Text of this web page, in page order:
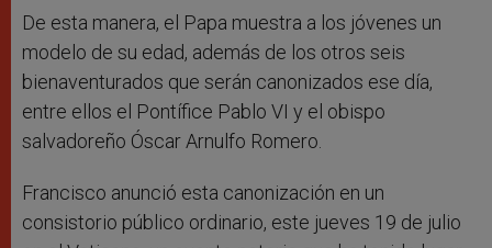
De esta manera, el Papa muestra a los jóvenes un
modelo de su edad, además de los otros seis
bienaventurados que serán canonizados ese día,
entre ellos el Pontífice Pablo VI y el obispo
salvadoreño Óscar Arnulfo Romero.
Francisco anunció esta canonización en un
consistorio público ordinario, este jueves 19 de julio